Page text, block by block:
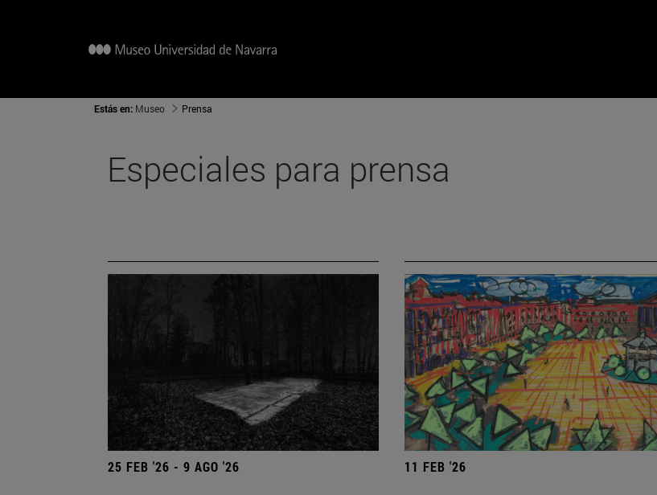
Estás en: Museo Prensa
Especiales para prensa
25 FEB '26 - 9 AGO '26 11 FEB '26